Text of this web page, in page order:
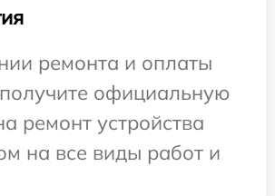
ремонта и оплаты
официальную
ремонт устройства
на все виды работ и